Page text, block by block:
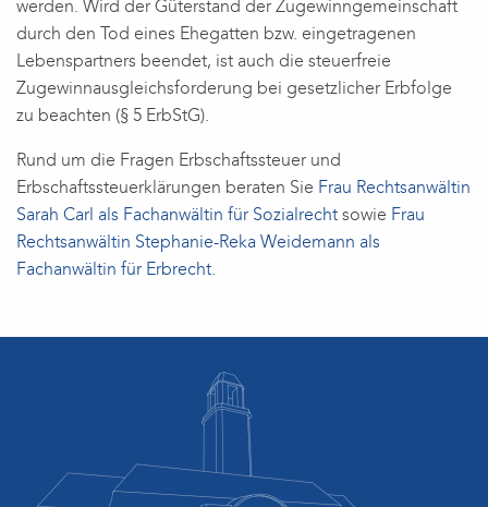
werden. Wird der Güterstand der Zugewinngemeinschaft
durch den Tod eines Ehegatten bzw. eingetragenen
Lebenspartners beendet, ist auch die steuerfreie
Zugewinnausgleichsforderung bei gesetzlicher Erbfolge
zu beachten (§ 5 ErbStG).
Rund um die Fragen Erbschaftssteuer und
Erbschaftssteuerklärungen beraten Sie Frau Rechtsanwältin
Sarah Carl als Fachanwältin für Sozialrecht sowie Frau
Rechtsanwältin Stephanie-Reka Weidemann als
Fachanwältin für Erbrecht.